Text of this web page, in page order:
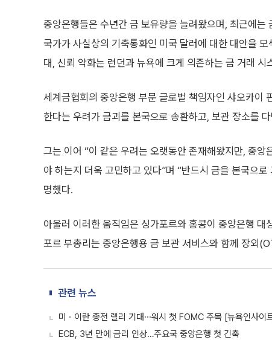
중앙은행들은 수년간 금 보유량을 늘려왔으며, 최근에
국가가 사실상의 기축통화인 미국 달러에 대한 대안을
대, 신뢰 약화는 런던과 뉴욕에 크게 의존하는 금 거래 시
세계금협회의 중앙은행 부문 글로벌 책임자인 샤오카이
한다는 우려가 금괴를 본국으로 송환하고, 보관 장소를
그는 이어 “이 같은 우려는 오랫동안 존재해왔지만, 중
야 하는지 더욱 고민하고 있다”며 “반드시 금을 본국으
명했다.
아울러 이러한 움직임은 싱가포르와 홍콩이 중앙은행
포르 부총리는 중앙은행용 금 보관 서비스와 함께 장외
관련 뉴스
미ㆍ이란 종전 랠리 기대⋯워시 첫 FOMC 주목 [뉴욕인사이
ECB, 3년 만에 금리 인상…주요국 중앙은행 첫 긴축